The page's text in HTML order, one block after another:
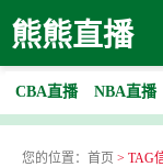
熊熊直播
CBA直播 NBA直播
您的位置： 首页 > TAG